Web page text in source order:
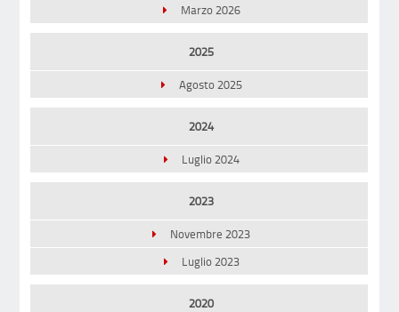
Marzo 2026
2025
Agosto 2025
2024
Luglio 2024
2023
Novembre 2023
Luglio 2023
2020